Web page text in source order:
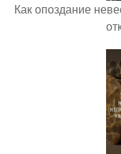
Как опоздание